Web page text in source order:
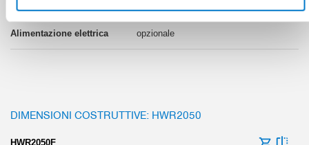
opzionale
DIMENSIONI COSTRUTTIVE: HWR2050
HWR2050F